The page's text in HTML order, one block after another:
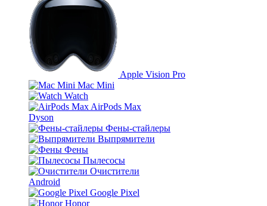
Apple Vision Pro
Mac Mini
Watch
AirPods Max
Dyson
Фены-стайлеры
Выпрямители
Фены
Пылесосы
Очистители
Android
Google Pixel
Honor